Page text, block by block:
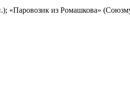
«Паровозик из Ромашкова»